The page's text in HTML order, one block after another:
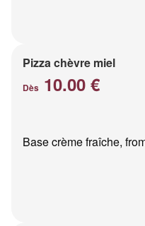
Pizza chèvre miel
Dès 10.00 €
Base crème fraîche,